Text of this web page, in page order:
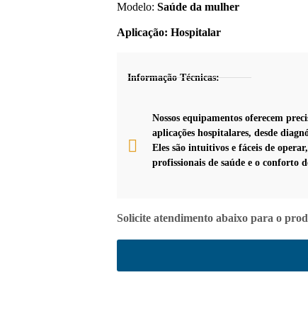
Modelo: Saúde da mulher
Aplicação: Hospitalar
Informação Técnicas:
Nossos equipamentos oferecem
aplicações hospitalares, desde
Eles são intuitivos e fáceis de
profissionais de saúde e o conforto
Solicite atendimento abaixo para o